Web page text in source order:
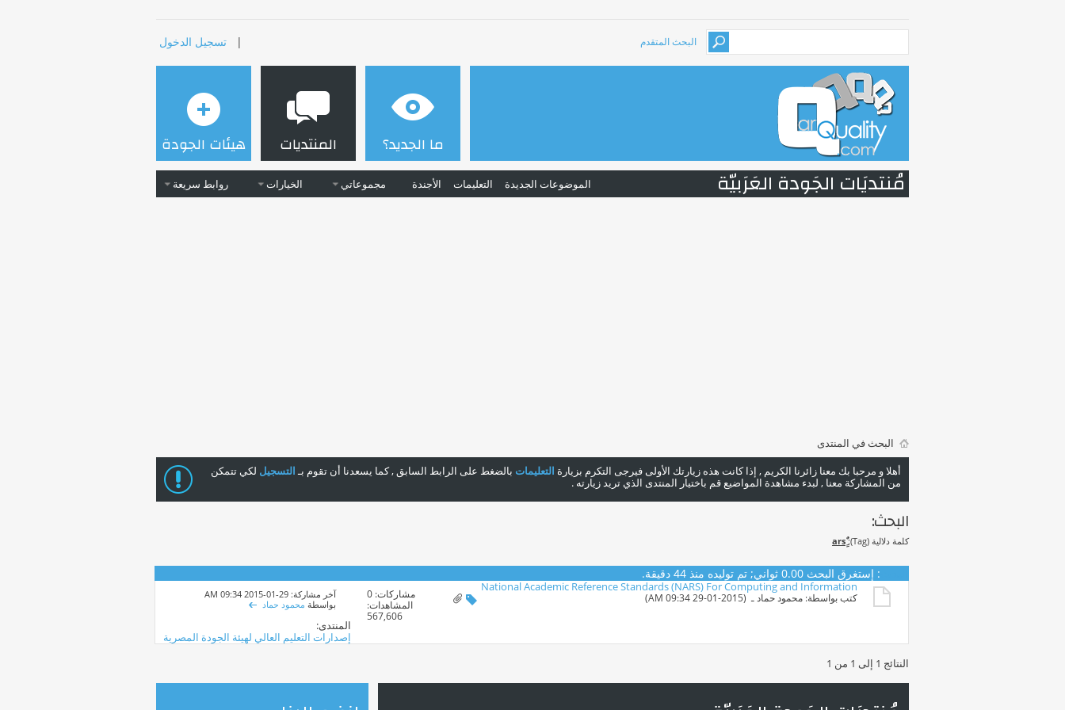
البحث المتقدم | تسجيل الدخول
ما الجديد؟ المنتديات
الموضوعات الجديدة التعليمات الأجندة مجموعاتي الخيارات روابط سريعة
هيئات الجودة
مُنتديَات الجَودة العَرَبيّة
البحث في المنتدى
أهلا و مرحبا بك معنا زائرنا الكريم , إذا كانت هذه زيارتك الأولى فيرجى التكرم بزيارة التعليمات بالضغط على الرابط السابق , كما يسعدنا أن تقوم بـالتسجيل لكي تتمكن
من المشاركة معنا , لبدء مشاهدة المواضيع قم باختيار المنتدى الذي تريد زيارته .
البحث:
كلمة دلالية (Tag):
: إستغرق البحث 0.00 ثواني; تم توليده منذ 44 دقيقة.
National Academic Reference Standards (NARS) For Computing and Information
كتب بواسطة: محمود حمادـ ‏ (29-01-2015 09:34 AM) مشاركات: 0
المشاهدات:
567,606
آخر مشاركة: 29-01-2015
09:34 AM
بواسطة محمود حماد
المنتدى:
إصدارات التعليم العالي لهيئة الجودة المصرية
النتائج 1 إلى 1 من 1